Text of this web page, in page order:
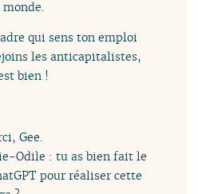
qui sens ton emploi
les anticapitalistes,
bien !
Gee.
Odile : tu as bien fait le
pour réaliser cette